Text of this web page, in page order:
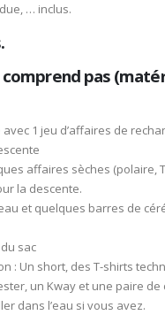
… inclus.
comprend pas
1 jeu d’affaires de
affaires sèches (polaire,
la descente.
et quelques barres de
sac
: Un short, des T-shirts
un Kway et une paire de
dans l’eau si vous avez.